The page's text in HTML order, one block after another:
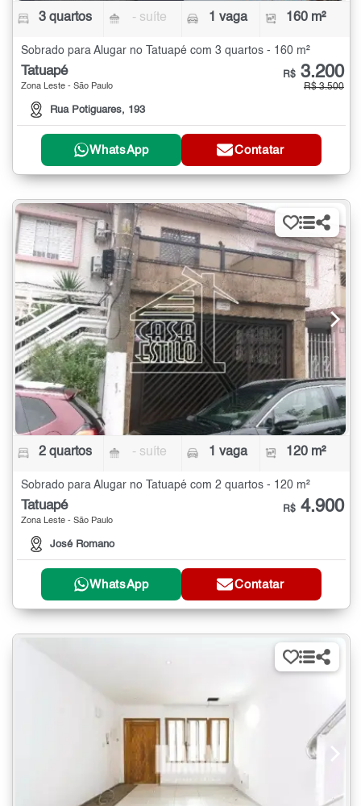
3 quartos - suíte 1 vaga 160 m²
Sobrado para Alugar no Tatuapé com 3 quartos - 160 m²
Tatuapé
Zona Leste - São Paulo
Rua Potiguares, 193
R$ 3.200
R$ 3.500
WhatsApp Contatar
2 quartos - suíte 1 vaga 120 m²
Sobrado para Alugar no Tatuapé com 2 quartos - 120 m²
Tatuapé
Zona Leste - São Paulo
José Romano
R$ 4.900
WhatsApp Contatar